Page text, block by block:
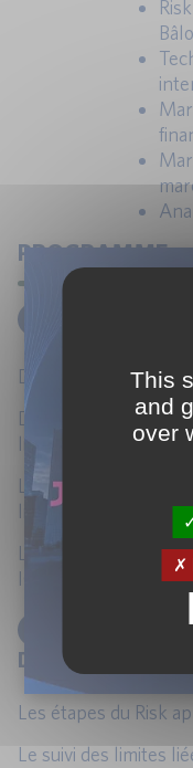
PROGRAMME
LE CONCEPT
Définition du risk
Différences entre
limits.
Les dimensions de
liquidité, réputation,
Lien avec la
ICAAP/ILAAP.
LA
DAPPÉTENCE ET
Les étapes du Risk
Le suivi des limites
This
and
over